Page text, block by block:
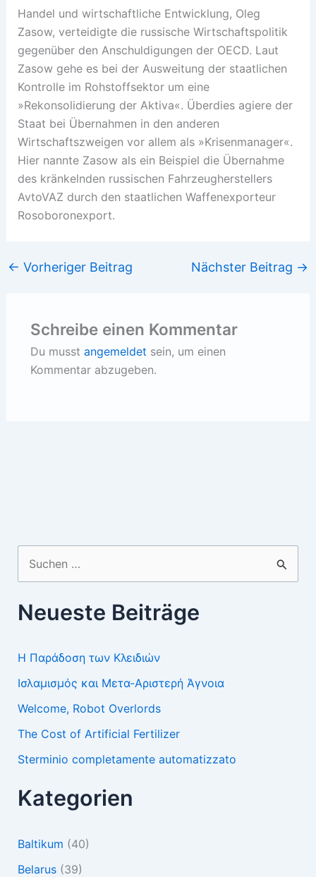
Handel und wirtschaftliche Entwicklung, Oleg
Zasow, verteidigte die russische Wirtschaftspolitik
gegenüber den Anschuldigungen der OECD. Laut
Zasow gehe es bei der Ausweitung der staatlichen
Kontrolle im Rohstoffsektor um eine
»Rekonsolidierung der Aktiva«. Überdies agiere der
Staat bei Übernahmen in den anderen
Wirtschaftszweigen vor allem als »Krisenmanager«.
Hier nannte Zasow als ein Beispiel die Übernahme
des kränkelnden russischen Fahrzeugherstellers
AvtoVAZ durch den staatlichen Waffenexporteur
Rosoboronexport.
← Vorheriger Beitrag Nächster Beitrag →
Schreibe einen Kommentar
Du musst angemeldet sein, um einen
Kommentar abzugeben.
nach:
Neueste Beiträge
Η Παράδοση των Κλειδιών
Ισλαμισμός και Μετα-Αριστερή Άγνοια
Welcome, Robot Overlords
The Cost of Artificial Fertilizer
Sterminio completamente automatizzato
Kategorien
Baltikum (40)
Belarus(39)